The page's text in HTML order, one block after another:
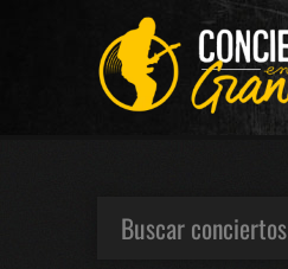
Buscar conciertos